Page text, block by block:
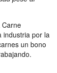
Carne
industria por la
un bono